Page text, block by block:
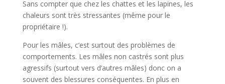
Sans compter que chez les chattes et les lapines, les
chaleurs sont très stressantes (même pour le
propriétaire !).
Pour les mâles, c’est surtout des problèmes de
comportements. Les mâles non castrés sont plus
agressifs (surtout vers d’autres mâles) donc on a
souvent des blessures conséquentes. En plus en